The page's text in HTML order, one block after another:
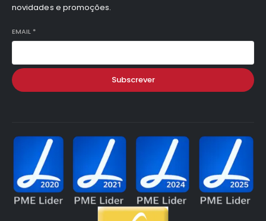
novidades e promoções.
EMAIL *
Subscrever